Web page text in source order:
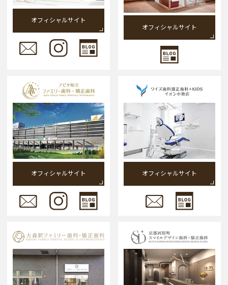
オフィシャルサイト
オフィシャルサイト
オフィシャルサイト オフィシャルサイト